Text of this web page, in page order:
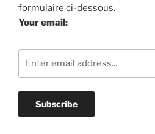
formulaire ci-dessous.
Your email: